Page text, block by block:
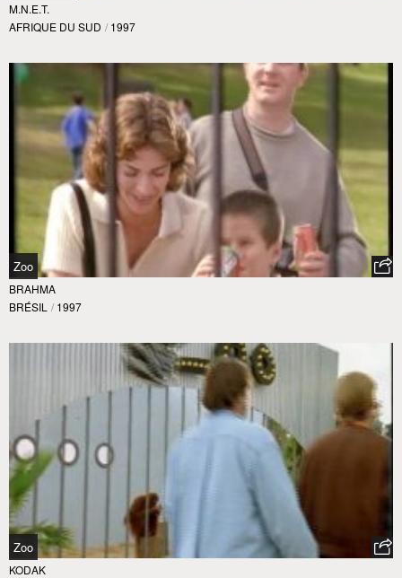
M.N.E.T.
AFRIQUE DU SUD / 1997
Zoo
BRAHMA
BRÉSIL / 1997
Zoo
KODAK